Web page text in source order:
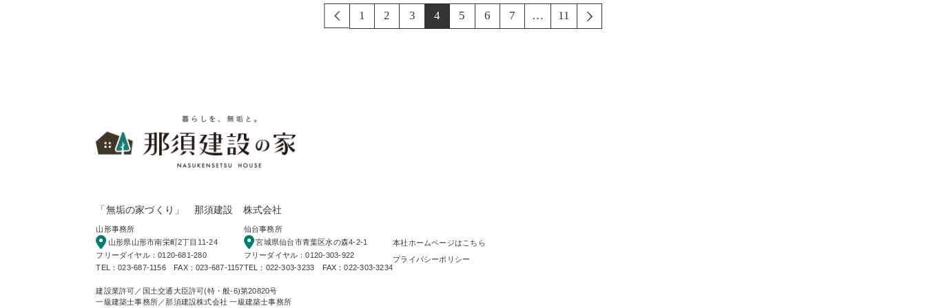
1 2 3 4 5 6 7 … 11
「無垢の家づくり」 那須建設 株式会社
山形事務所
山形県山形市南栄町2丁目11-24
フリーダイヤル：0120-681-280
TEL：023-687-1156 FAX：023-687-1157
仙台事務所
宮城県仙台市青葉区水の森4-2-1
フリーダイヤル：0120-303-922
TEL：022-303-3233 FAX：022-303-3234
本社ホームページはこちら
プライバシーポリシー
建設業許可／国土交通大臣許可(特・般-6)第20820号
一級建築士事務所／那須建設株式会社 一級建築士事務所